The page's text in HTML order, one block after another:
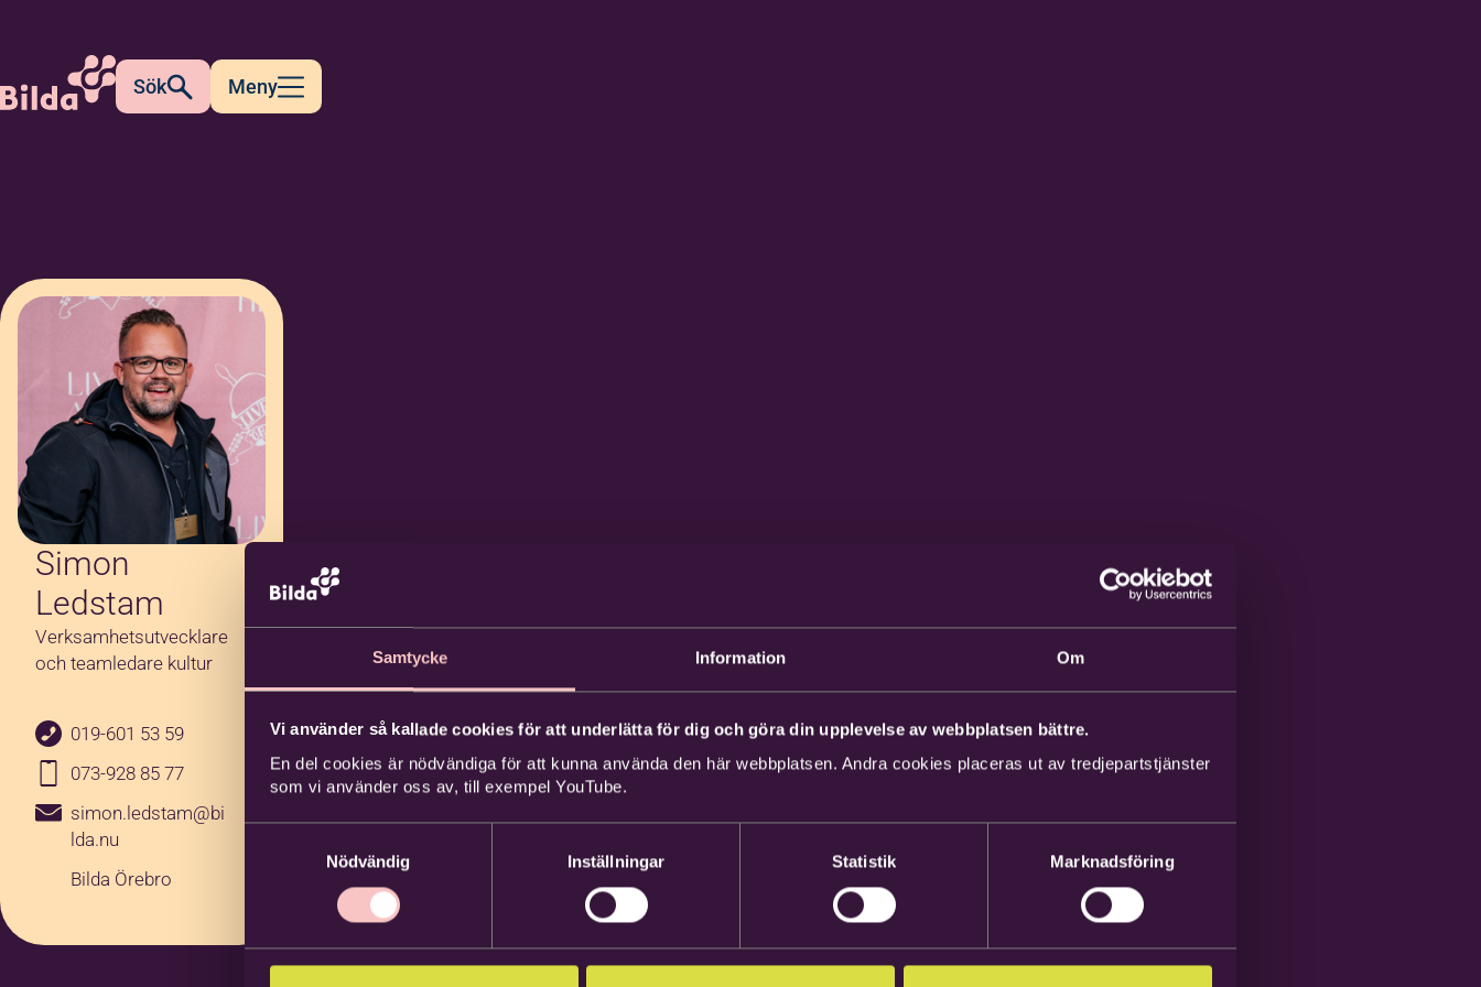
Samtycke Information Om
Vi använder så kallade cookies för att underlätta för dig och göra din upplevelse av webbplatsen bättre.
En del cookies är nödvändiga för att kunna använda den här webbplatsen. Andra cookies placeras ut av tredjepartstjänster
som vi använder oss av, till exempel YouTube.
Nödvändig
Inställningar Statistik Marknadsföring
Sök Meny
Simon
Ledstam
Verksamhetsutvecklare
och teamledare kultur
019-601 53 59
073-928 85 77
simon.ledstam@bi
lda.nu
Bilda Örebro